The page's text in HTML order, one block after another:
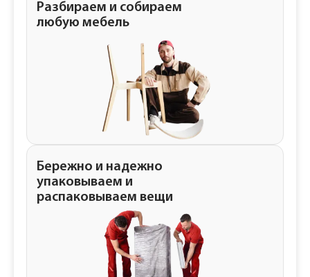
Разбираем и собираем
любую мебель
Бережно и надежно
упаковываем и
распаковываем вещи